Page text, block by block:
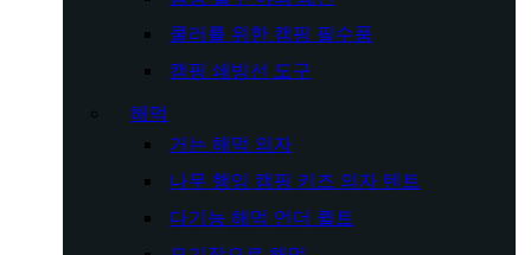
쿨러를 위한 캠핑 필수품
캠핑 쇄빙선 도구
해먹
거는 해먹 의자
나무 행잉 캠핑 키즈 의자 텐트
다기능 해먹 언더 퀼트